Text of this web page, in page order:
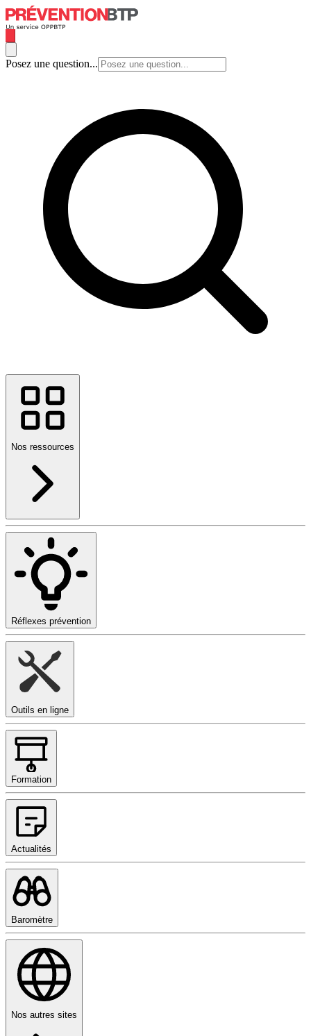
Posez une question...
Nos ressources
Réflexes prévention
Outils en ligne
Formation
Actualités
Baromètre
Nos autres sites